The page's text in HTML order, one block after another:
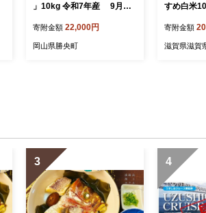
」10kg 令和7年産 9月発
寄附金額 22,000円
岡山県勝央町
すめ白米
寄附金額
滋賀県滋賀
3 4